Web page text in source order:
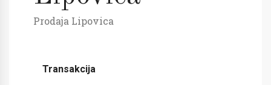
Prodaja Lipovica
Transakcija